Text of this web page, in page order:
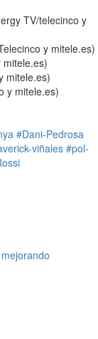
TV/telecinco y
y mitele.es)
mitele.es)
y mitele.es)
#Dani-Pedrosa
viñales #pol-